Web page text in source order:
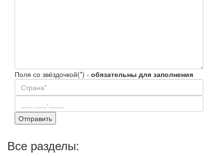
Поля со звёздочкой(*) - обязательны для заполнения
Все разделы: